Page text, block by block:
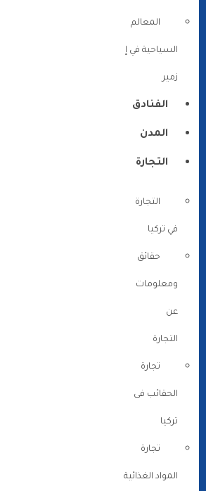
المعالم
السياحية في إ
زمير
الفنادق
المدن
التجارة
التجارة
في تركيا
حقائق
ومعلومات
عن
التجارة
تجارة
الحقائب فى
تركيا
تجارة
المواد الغذائية